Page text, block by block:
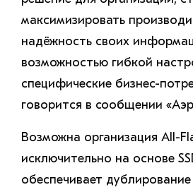
максимизировать
надёжность своих
возможностью гибкой
специфические бизнес-
говорится в сообщении
Возможна организация All-
исключительно на основе
обеспечивает дублирование